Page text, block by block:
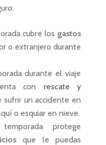
cubre los gastos
o extranjero durante
durante el viaje
con rescate y
sufrir un accidente en
o esquiar en nieve.
protege
que le puedas